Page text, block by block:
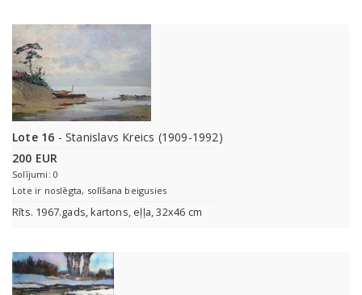
Lote 16 - Stanislavs Kreics (1909-1992)
200 EUR
Solījumi: 0
Lote ir noslēgta, solīšana beigusies
Rīts. 1967.gads, kartons, eļļa, 32x46 cm